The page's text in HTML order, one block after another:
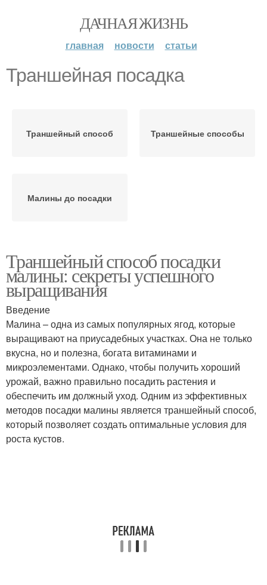
ДАЧНАЯ ЖИЗНЬ
главная новости статьи
Траншейная посадка
Траншейный способ Траншейные способы
Малины до посадки
Траншейный способ посадки
малины: секреты успешного
выращивания
Введение
Малина – одна из самых популярных ягод, которые
выращивают на приусадебных участках. Она не только
вкусна, но и полезна, богата витаминами и
микроэлементами. Однако, чтобы получить хороший
урожай, важно правильно посадить растения и
обеспечить им должный уход. Одним из эффективных
методов посадки малины является траншейный способ,
который позволяет создать оптимальные условия для
роста кустов.